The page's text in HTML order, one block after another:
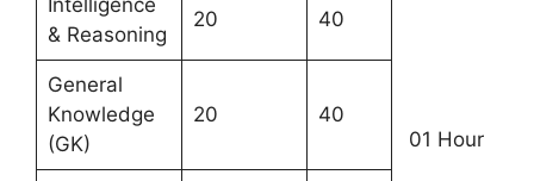
Intelligence
& Reasoning
20 40
01 Hour
General
Knowledge
(GK)
20 40